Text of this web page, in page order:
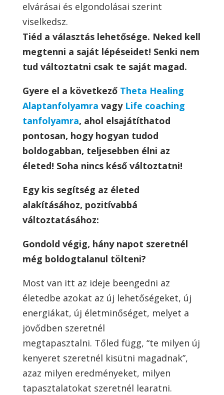
elvárásai és elgondolásai szerint
viselkedsz.
Tiéd a választás lehetősége. Neked kell
megtenni a saját lépéseidet! Senki nem
tud változtatni csak te saját magad.
Gyere el a következő Theta Healing
Alaptanfolyamra vagy Life coaching
tanfolyamra, ahol elsajátíthatod
pontosan, hogy hogyan tudod
boldogabban, teljesebben élni az
életed! Soha nincs késő változtatni!
Egy kis segítség az életed
alakításához, pozitívabbá
változtatásához:
Gondold végig, hány napot szeretnél
még boldogtalanul tölteni?
Most van itt az ideje beengedni az
életedbe azokat az új lehetőségeket, új
energiákat, új életminőséget, melyet a
jövődben szeretnél
megtapasztalni. Tőled függ, “te milyen új
kenyeret szeretnél kisütni magadnak”,
azaz milyen eredményeket, milyen
tapasztalatokat szeretnél learatni.